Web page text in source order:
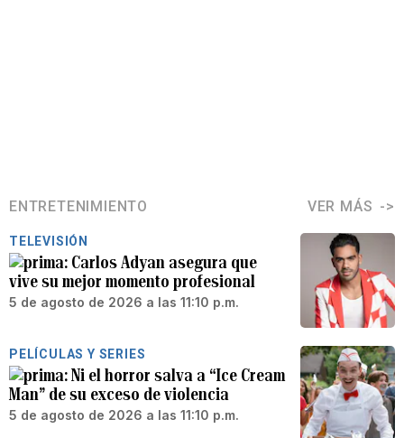
ENTRETENIMIENTO VER MÁS
TELEVISIÓN
Carlos Adyan asegura que
vive su mejor momento profesional
5 de agosto de 2026 a las 11:10 p.m.
PELÍCULAS Y SERIES
Ni el horror salva a “Ice Cream
Man” de su exceso de violencia
5 de agosto de 2026 a las 11:10 p.m.